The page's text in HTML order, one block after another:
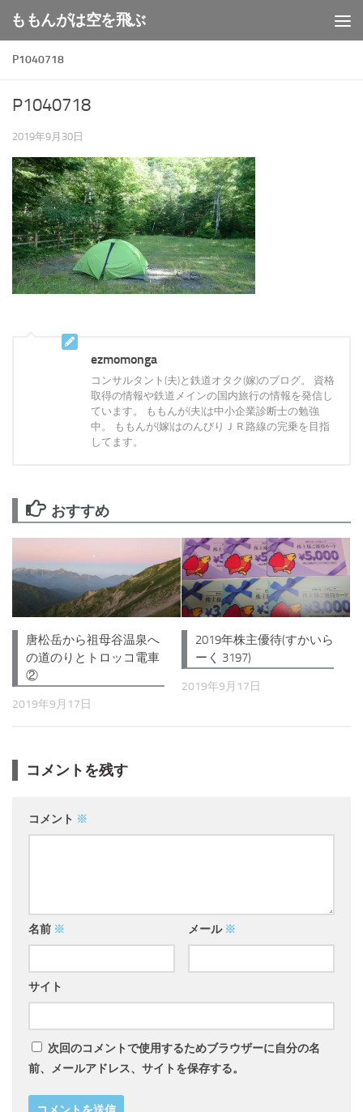
コンテンツへスキップ
ももんがは空を飛ぶ
P1040718
P1040718
2019年9月30日
ezmomonga
コンサルタント(夫)と鉄道オタク(嫁)のブログ。 資格
取得の情報や鉄道メインの国内旅行の情報を発信し
ています。 ももんが(夫)は中小企業診断士の勉強
中。 ももんが(嫁)はのんびりＪＲ路線の完乗を目指
してます。
おすすめ
唐松岳から祖母谷温泉へ
の道のりとトロッコ電車
②
2019年9月17日
2019年株主優待(すかいら
ーく 3197)
2019年9月17日
コメントを残す
コメント ※
名前 ※ メール ※
サイト
次回のコメントで使用するためブラウザーに自分の名
前、メールアドレス、サイトを保存する。